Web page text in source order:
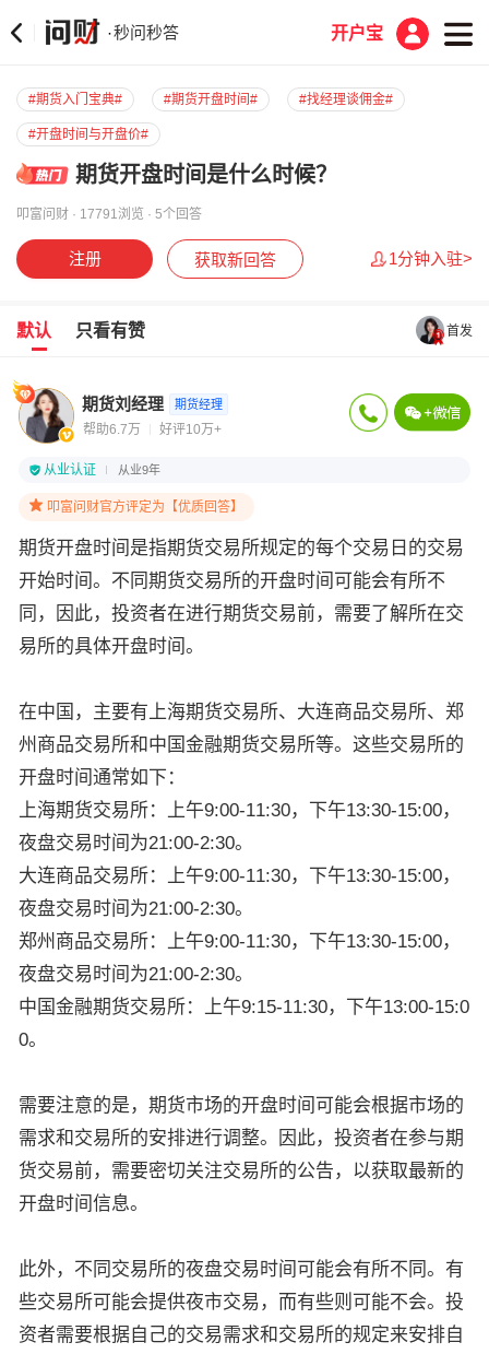
·秒问秒答 开户宝
#期货入门宝典# #期货开盘时间# #找经理谈佣金#
#开盘时间与开盘价#
期货开盘时间是什么时候？
叩富问财 · 17791浏览 · 5个回答
注册 获取新回答 1分钟入驻>
默认 只看有赞 首发
期货刘经理 期货经理
帮助6.7万 好评10万+
从业认证 从业9年
叩富问财官方评定为【优质回答】
期货开盘时间是指期货交易所规定的每个交易日的交易
开始时间。不同期货交易所的开盘时间可能会有所不
同，因此，投资者在进行期货交易前，需要了解所在交
易所的具体开盘时间。
在中国，主要有上海期货交易所、大连商品交易所、郑
州商品交易所和中国金融期货交易所等。这些交易所的
开盘时间通常如下：
上海期货交易所：上午9:00-11:30，下午13:30-15:00，
夜盘交易时间为21:00-2:30。
大连商品交易所：上午9:00-11:30，下午13:30-15:00，
夜盘交易时间为21:00-2:30。
郑州商品交易所：上午9:00-11:30，下午13:30-15:00，
夜盘交易时间为21:00-2:30。
中国金融期货交易所：上午9:15-11:30，下午13:00-15:0
0。
需要注意的是，期货市场的开盘时间可能会根据市场的
需求和交易所的安排进行调整。因此，投资者在参与期
货交易前，需要密切关注交易所的公告，以获取最新的
开盘时间信息。
此外，不同交易所的夜盘交易时间可能会有所不同。有
些交易所可能会提供夜市交易，而有些则可能不会。投
资者需要根据自己的交易需求和交易所的规定来安排自